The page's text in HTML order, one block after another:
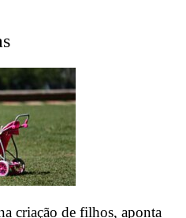
criação de filhos, aponta